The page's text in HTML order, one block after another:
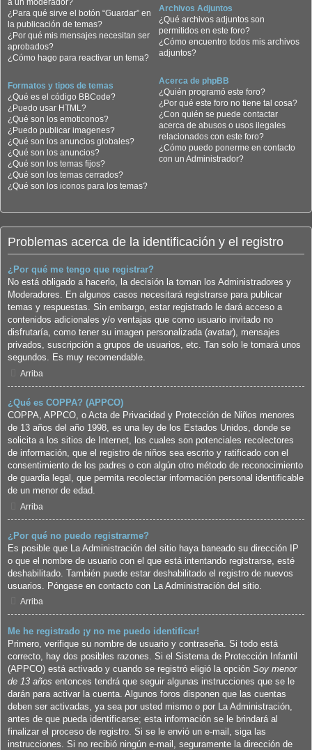
a un moderador?
¿Para qué sirve el botón “Guardar” en
la publicación de temas?
¿Por qué mis mensajes necesitan ser
aprobados?
¿Cómo hago para reactivar un tema?
Formatos y tipos de temas
¿Qué es el código BBCode?
¿Puedo usar HTML?
¿Qué son los emoticonos?
¿Puedo publicar imagenes?
¿Qué son los anuncios globales?
¿Qué son los anuncios?
¿Qué son los temas fijos?
¿Qué son los temas cerrados?
¿Qué son los iconos para los temas?
Archivos Adjuntos
¿Qué archivos adjuntos son
permitidos en este foro?
¿Cómo encuentro todos mis archivos
adjuntos?
Acerca de phpBB
¿Quién programó este foro?
¿Por qué este foro no tiene tal cosa?
¿Con quién se puede contactar
acerca de abusos o usos ilegales
relacionados con este foro?
¿Cómo puedo ponerme en contacto
con un Administrador?
Problemas acerca de la identificación y el registro
¿Por qué me tengo que registrar?
No está obligado a hacerlo, la decisión la toman los Administradores y
Moderadores. En algunos casos necesitará registrarse para publicar
temas y respuestas. Sin embargo, estar registrado le dará acceso a
contenidos adicionales y/o ventajas que como usuario invitado no
disfrutaría, como tener su imagen personalizada (avatar), mensajes
privados, suscripción a grupos de usuarios, etc. Tan solo le tomará unos
segundos. Es muy recomendable.
Arriba
¿Qué es COPPA? (APPCO)
COPPA, APPCO, o Acta de Privacidad y Protección de Niños menores
de 13 años del año 1998, es una ley de los Estados Unidos, donde se
solicita a los sitios de Internet, los cuales son potenciales recolectores
de información, que el registro de niños sea escrito y ratificado con el
consentimiento de los padres o con algún otro método de reconocimiento
de guardia legal, que permita recolectar información personal identificable
de un menor de edad.
Arriba
¿Por qué no puedo registrarme?
Es posible que La Administración del sitio haya baneado su dirección IP
o que el nombre de usuario con el que está intentando registrarse, esté
deshabilitado. También puede estar deshabilitado el registro de nuevos
usuarios. Póngase en contacto con La Administración del sitio.
Arriba
Me he registrado ¡y no me puedo identificar!
Primero, verifique su nombre de usuario y contraseña. Si todo está
correcto, hay dos posibles razones. Si el Sistema de Protección Infantil
(APPCO) está activado y cuando se registró eligió la opción Soy menor
de 13 años entonces tendrá que seguir algunas instrucciones que se le
darán para activar la cuenta. Algunos foros disponen que las cuentas
deben ser activadas, ya sea por usted mismo o por La Administración,
antes de que pueda identificarse; esta información se le brindará al
finalizar el proceso de registro. Si se le envió un e-mail, siga las
instrucciones. Si no recibió ningún e-mail, seguramente la dirección de